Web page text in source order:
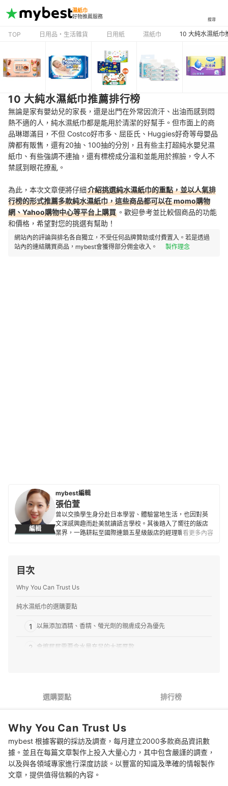
濕紙巾
好物推薦服務
搜尋
TOP 日用品・生活雜貨 日用紙 濕紙巾 10 大純水濕紙巾
10 大純水濕紙巾推薦排行榜
無論是家有嬰幼兒的家長，還是出門在外常因流汗、出油而感到悶
熱不適的人，純水濕紙巾都是能用於清潔的好幫手。 但市面上的商
品琳瑯滿目 ，不但 Costco好市多、屈臣氏、Huggies好奇等母嬰品
牌都有販售，還有20抽、100抽的分別，且有些主打超純水嬰兒濕
紙巾、有些強調不連抽，還有標榜成分溫和並能用於擦臉，令人不
禁感到眼花撩亂。
為此，本次文章便將仔細介紹挑選純水濕紙巾的重點，並以人氣排
行榜的形式推薦多款純水濕紙巾，這些商品都可以在 momo購物
網、Yahoo購物中心等平台上購買 。歡迎參考並比較個商品的功能
和價格，希望對您的挑選有幫助！
網站內的評論與排名各自獨立，不受任何品牌贊助或付費置入。若是透過
站內的連結購買商品，mybest會獲得部分佣金收入。
製作理念
編輯
mybest編輯
張伯萱
曾以交換學生身分赴日本學習、體驗當地生活，也因對英
文深感興趣而赴美就讀語言學校。其後踏入了嚮往的飯店
業界，一路耕耘至國際連鎖五星級飯店的經理職，因此對
看更多內容
目次
Why You Can Trust Us
純水濕紙巾的選購要點
1 以無添加酒精、香精、螢光劑的親膚成分為優先
2 會擦屁屁需要含水量充足的大張厚款
純水濕紙巾 推薦排行榜
參考更多種類的濕紙巾與相關用品
選購要點 排行榜
Why You Can Trust Us
mybest 根據客觀的採訪及調查，每月建立2000多款商品資訊數
據。並且在每篇文章製作上投入大量心力，其中包含嚴謹的調查，
以及與各領域專家進行深度訪談。以豐富的知識及準確的情報製作
文章，提供值得信賴的內容。